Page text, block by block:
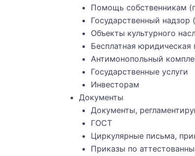
Помощь собственникам
Государственный надзор
Объекты культурного
Бесплатная
Антимонопольный
Государственные услуги
Инвесторам
Документы
Документы,
ГОСТ
Циркулярные письма,
Приказы по